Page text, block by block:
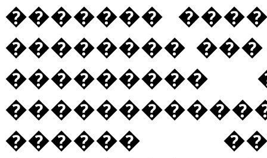
�������
��������
���������
������